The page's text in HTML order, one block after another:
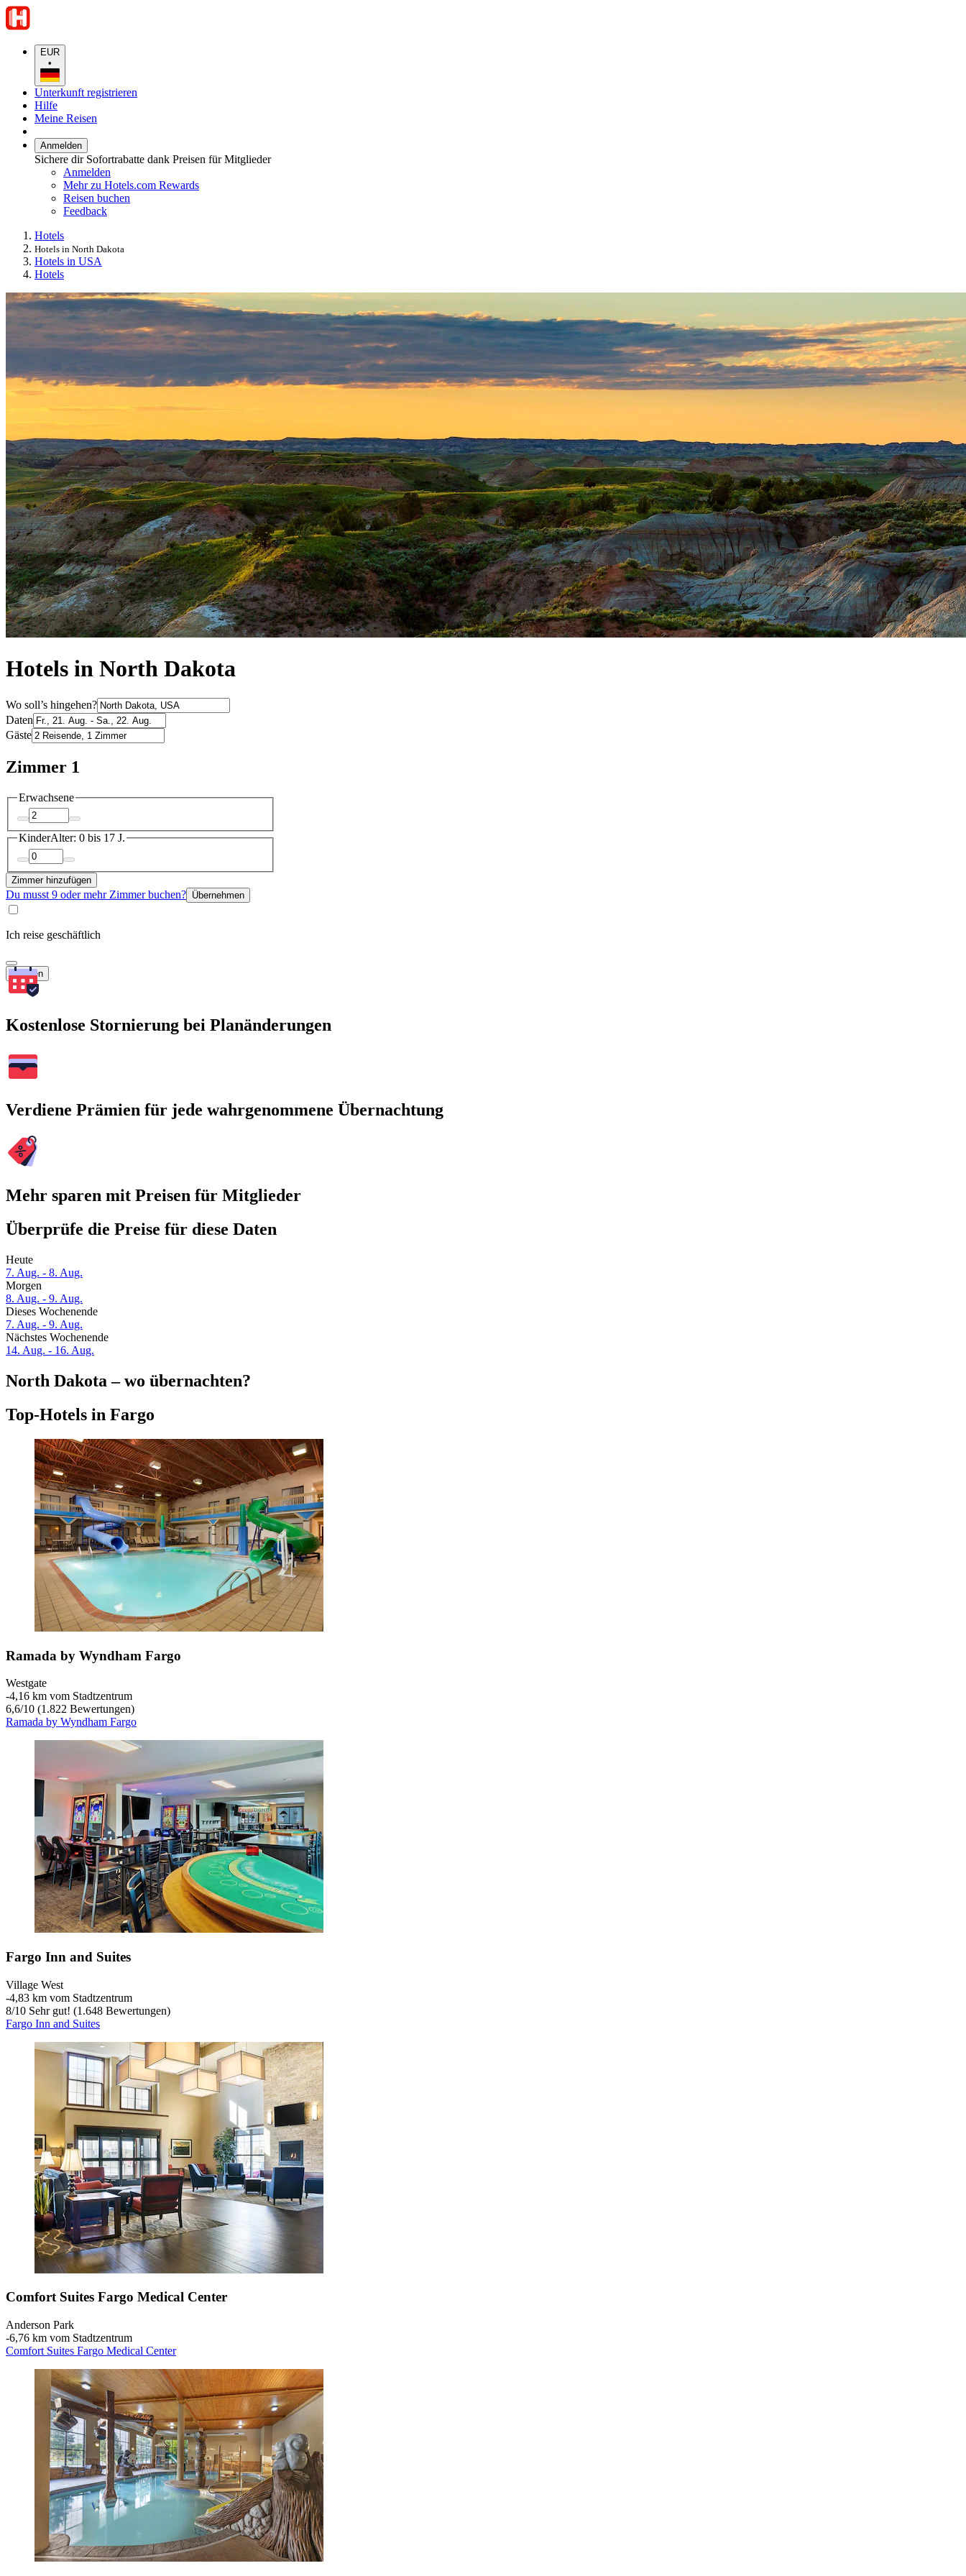
EUR
•
Unterkunft registrieren
Hilfe
Meine Reisen
Anmelden
Sichere dir Sofortrabatte dank Preisen für Mitglieder
Anmelden
Mehr zu Hotels.com Rewards
Reisen buchen
Feedback
Hotels
Hotels in North Dakota
Hotels in USA
Hotels
Hotels in North Dakota
Wo soll’s hingehen?
Daten
Gäste
Zimmer 1
Erwachsene
KinderAlter: 0 bis 17 J.
Zimmer hinzufügen
Du musst 9 oder mehr Zimmer buchen? Übernehmen
Ich reise geschäftlich
Suchen
Kostenlose Stornierung bei Planänderungen
Verdiene Prämien für jede wahrgenommene Übernachtung
Mehr sparen mit Preisen für Mitglieder
Überprüfe die Preise für diese Daten
Heute
7. Aug. - 8. Aug.
Morgen
8. Aug. - 9. Aug.
Dieses Wochenende
7. Aug. - 9. Aug.
Nächstes Wochenende
14. Aug. - 16. Aug.
North Dakota – wo übernachten?
Top-Hotels in Fargo
Ramada by Wyndham Fargo
Westgate
‐4,16 km vom Stadtzentrum
6,6/10 (1.822 Bewertungen)
Ramada by Wyndham Fargo
Fargo Inn and Suites
Village West
‐4,83 km vom Stadtzentrum
8/10 Sehr gut! (1.648 Bewertungen)
Fargo Inn and Suites
Comfort Suites Fargo Medical Center
Anderson Park
‐6,76 km vom Stadtzentrum
Comfort Suites Fargo Medical Center